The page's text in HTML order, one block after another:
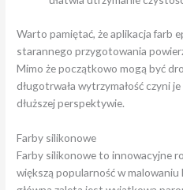
Warto pamiętać, że aplikacja farb
starannego przygotowania
Mimo że początkowo mogą być
długotrwała wytrzymałość czyni
dłuższej perspektywie.
Farby silikonowe
Farby silikonowe to innowacyjne
większą popularność w